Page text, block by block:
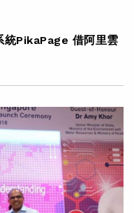
統PikaPage 借阿里雲